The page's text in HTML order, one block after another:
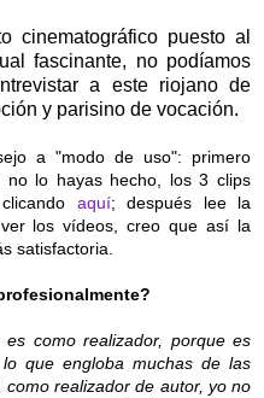
cinematográfico puesto al
fascinante, no podíamos
a este riojano de
y parisino de vocación.
a "modo de uso": primero
lo hayas hecho, los 3 clips
aquí; después lee la
los vídeos, creo que así la
satisfactoria.
como realizador, porque es
que engloba muchas de las
realizador de autor, yo no